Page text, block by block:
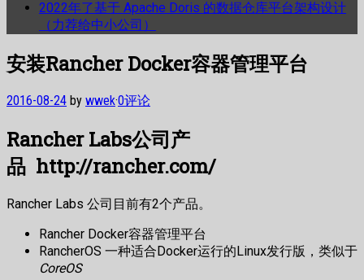
2022年了基于 Apache Doris 的数据仓库平台架构设计
（力荐给中小公司）
安装Rancher Docker容器管理平台
2016-08-24 by wwek·0评论
Rancher Labs公司产
品 http://rancher.com/
Rancher Labs 公司目前有2个产品。
Rancher Docker容器管理平台
RancherOS 一种适合Docker运行的Linux发行版，类似于
CoreOS